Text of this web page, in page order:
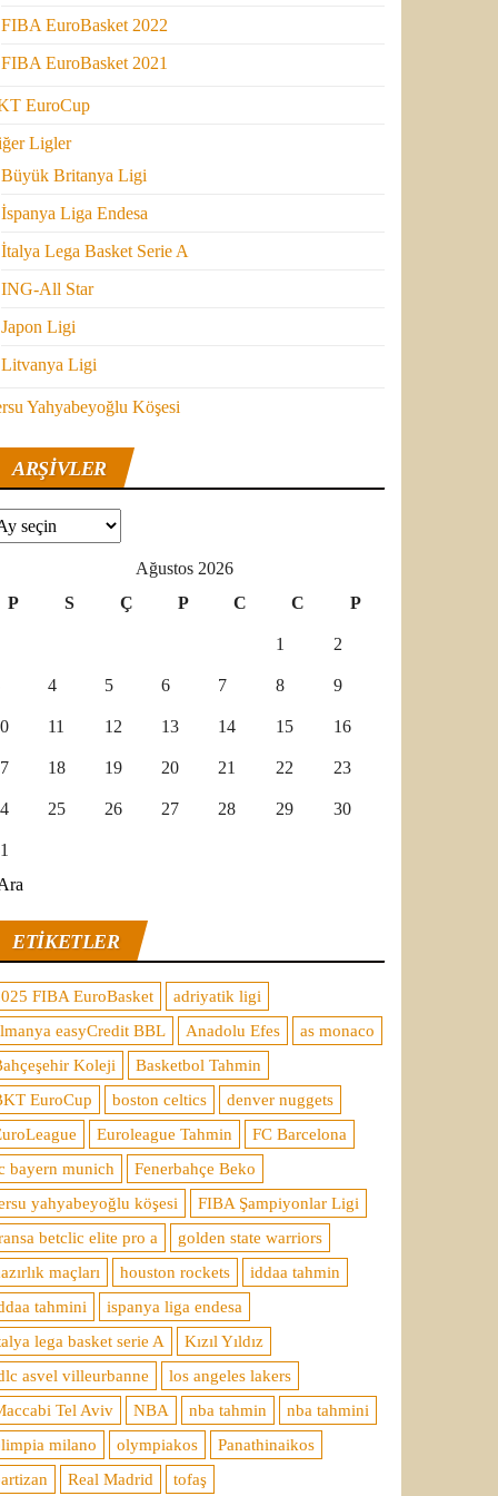
FIBA EuroBasket 2022
FIBA EuroBasket 2021
EuroCup
Ligler
Büyük Britanya Ligi
İspanya Liga Endesa
İtalya Lega Basket Serie A
ING-All Star
Japon Ligi
Litvanya Ligi
Yahyabeyoğlu Köşesi
ARŞIVLER
Ağustos 2026
P
S Ç P C C P
1 2
4 5 6 7 8 9
11 12 13 14 15 16
18 19 20 21 22 23
25 26 27 28 29 30
ETIKETLER
FIBA EuroBasket
adriyatik ligi
easyCredit BBL
Anadolu Efes
as monaco
Koleji
Basketbol Tahmin
EuroCup
boston celtics
denver nuggets
Euroleague Tahmin
FC Barcelona
bayern munich
Fenerbahçe Beko
yahyabeyoğlu köşesi
FIBA Şampiyonlar Ligi
betclic elite pro a
golden state warriors
maçları
houston rockets
iddaa tahmin
tahmini
ispanya liga endesa
lega basket serie A
Kızıl Yıldız
asvel villeurbanne
los angeles lakers
Tel Aviv
NBA nba tahmin
nba tahmini
milano
olympiakos
Panathinaikos
Real Madrid tofaş